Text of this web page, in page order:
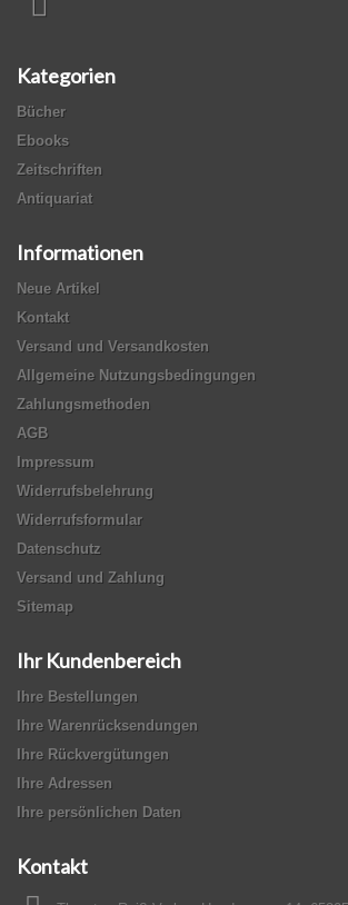
Kategorien
Bücher
Ebooks
Zeitschriften
Antiquariat
Informationen
Neue Artikel
Kontakt
Versand und Versandkosten
Allgemeine Nutzungsbedingungen
Zahlungsmethoden
AGB
Impressum
Widerrufsbelehrung
Widerrufsformular
Datenschutz
Versand und Zahlung
Sitemap
Ihr Kundenbereich
Ihre Bestellungen
Ihre Warenrücksendungen
Ihre Rückvergütungen
Ihre Adressen
Ihre persönlichen Daten
Kontakt